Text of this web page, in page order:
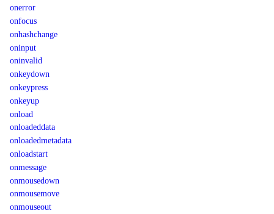
onerror
onfocus
onhashchange
oninput
oninvalid
onkeydown
onkeypress
onkeyup
onload
onloadeddata
onloadedmetadata
onloadstart
onmessage
onmousedown
onmousemove
onmouseout